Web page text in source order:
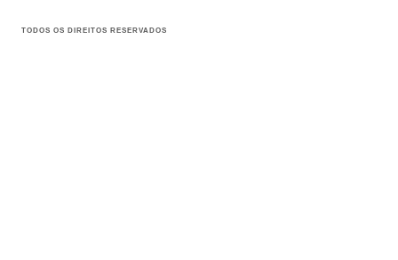
TODOS OS DIREITOS RESERVADOS